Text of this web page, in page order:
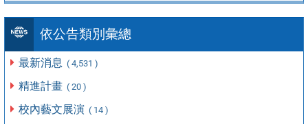
依公告類別彙總
最新消息 ( 4,531 )
精進計畫 ( 20 )
校內藝文展演 ( 14 )